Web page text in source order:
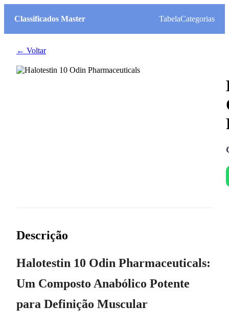
Classificados Master TabelaCategorias
← Voltar
Descrição
Halotestin 10 Odin Pharmaceuticals:
Um Composto Anabólico Potente
para Definição Muscular